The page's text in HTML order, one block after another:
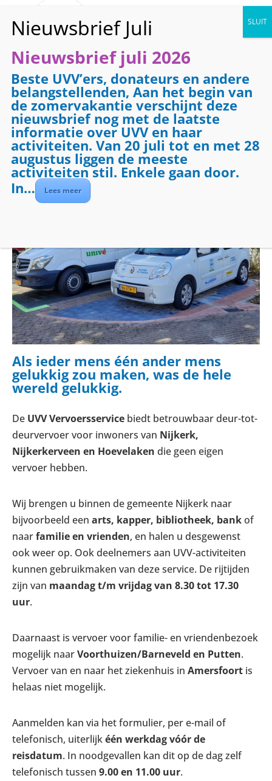
« Alle Evenementen
Evenementenreeks:Vervoer
Vervoer
augustus 13 @ 08:30- 17:00 €7.50
Als ieder mens één ander mens
gelukkig zou maken, was de hele
wereld gelukkig.
De UVV Vervoersservice biedt betrouwbaar deur-tot-
deurvervoer voor inwoners van Nijkerk,
Nijkerkerveen en Hoevelaken die geen eigen
vervoer hebben.
Wij brengen u binnen de gemeente Nijkerk naar
bijvoorbeeld een arts, kapper, bibliotheek, bankof
naarfamilie en vrienden, en halen u desgewenst
ook weer op. Ook deelnemers aan UVV-activiteiten
kunnen gebruikmaken van deze service. De rijtijden
zijn van maandag t/m vrijdag van 8.30 tot 17.30
uur.
Daarnaast is vervoer voor familie- en vriendenbezoek
mogelijk naarVoorthuizen/Barneveld en Putten.
Vervoer van en naar het ziekenhuis in Amersfoort is
helaas niet mogelijk.
Aanmelden kan via het formulier, per e-mail of
telefonisch, uiterlijkéén werkdag vóór de
reisdatum. In noodgevallen kan dit op de dag zelf
telefonisch tussen 9.00 en 11.00 uur.
Nieuwsbrief juli 2026
Beste UVV’ers, donateurs en andere
belangstellenden, Aan het begin van
de zomervakantie verschijnt deze
nieuwsbrief nog met de laatste
informatie over UVV en haar
activiteiten. Van 20 juli tot en met 28
augustus liggen de meeste
activiteiten stil. Enkele gaan door.
In…
Lees meer